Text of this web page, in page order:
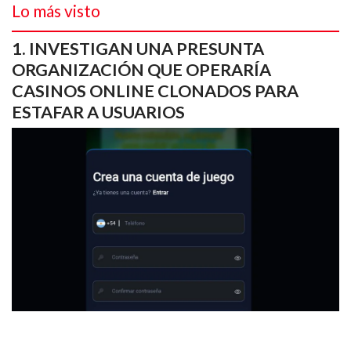
Lo más visto
INVESTIGAN UNA PRESUNTA
ORGANIZACIÓN QUE OPERARÍA
CASINOS ONLINE CLONADOS PARA
ESTAFAR A USUARIOS